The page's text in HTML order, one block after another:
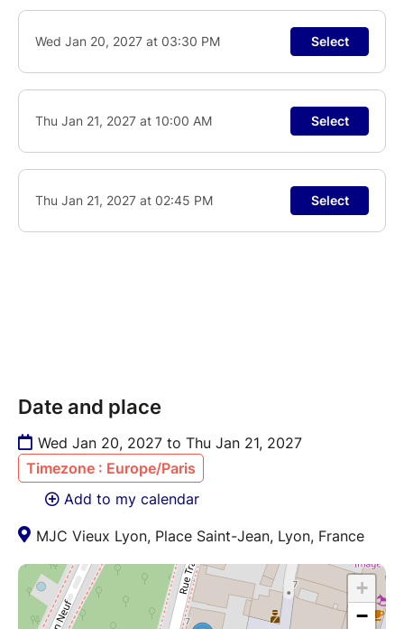
temps à travers des textes et des chansons
En apprendre plus sur le Collectif 36
Spectacle familial - à partir de 6 ans
Mercredi 20 janvier : 15h30
Jeudi 21 janvier : 14h45
Date and place
Wed Jan 20, 2027 to Thu Jan 21, 2027
Timezone : Europe/Paris
Add to my calendar
MJC Vieux Lyon, Place Saint-Jean, Lyon, France
+
−